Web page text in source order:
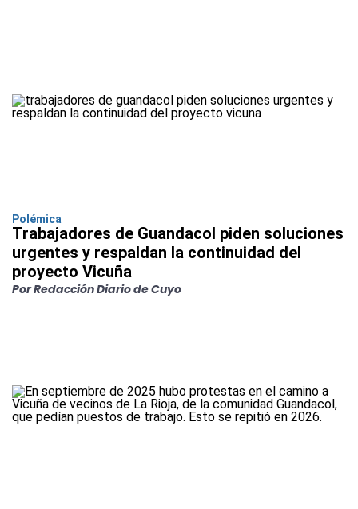
Polémica
Trabajadores de Guandacol piden soluciones
urgentes y respaldan la continuidad del
proyecto Vicuña
Por Redacción Diario de Cuyo